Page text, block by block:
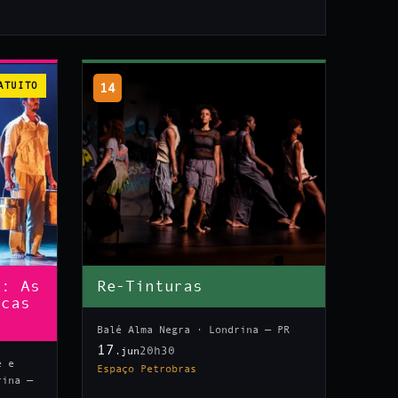
As
e
—
14
Re-Tinturas
Balé Alma Negra · Londrina — PR
17 .jun20h30
Espaço Petrobras